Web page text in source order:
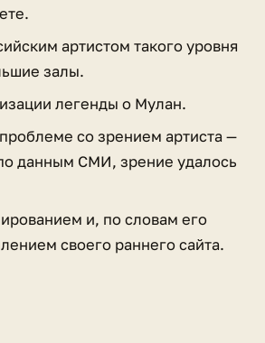
артистом такого уровня
залы.
легенды о Мулан.
со зрением артиста —
данным СМИ, зрение удалось
и, по словам его
своего раннего сайта.